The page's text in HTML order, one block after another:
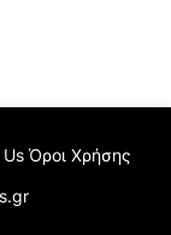
Όροι Χρήσης